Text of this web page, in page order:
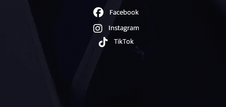
Facebook
Instagram
TikTok